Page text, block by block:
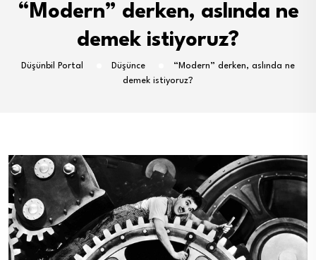
“Modern” derken, aslında ne
demek istiyoruz?
Düşünbil Portal Düşünce
“Modern” derken, aslında ne
demek istiyoruz?